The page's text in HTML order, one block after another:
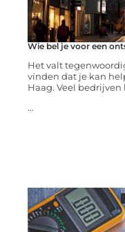
Wie bel je voor een
Het valt
vinden dat je kan
Haag. Veel bedrijven
...